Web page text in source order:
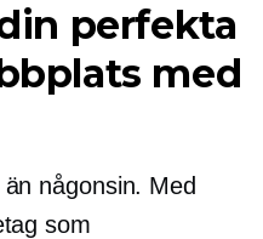
perfekta
med
någonsin. Med
som